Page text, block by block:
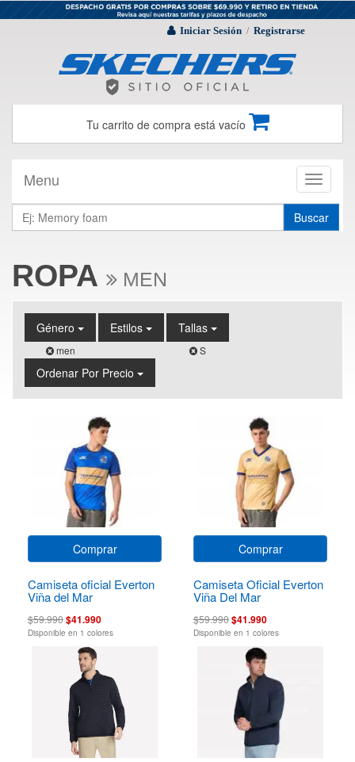
Iniciar Sesión / Registrarse
Tu carrito de compra está vacío
Toggle
Menu
Buscar
ROPA MEN
Género
men
Estilos Tallas
S
Ordenar Por Precio
Comprar
Camiseta oficial Everton
Viña del Mar
$59.990$41.990
Disponible en 1 colores
Comprar
Camiseta Oficial Everton
Viña Del Mar
$59.990$41.990
Disponible en 1 colores